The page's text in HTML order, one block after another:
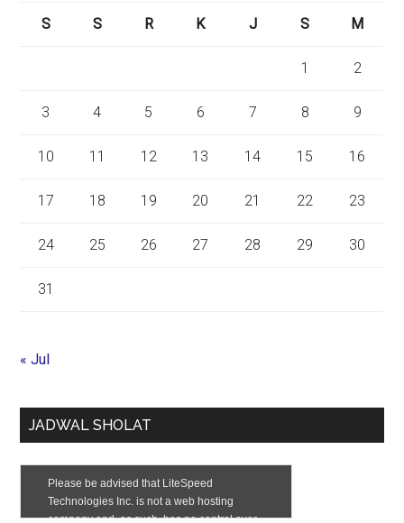
S
S R K J S M
1 2
3 4 5 6 7 8 9
10 11 12 13 14 15 16
17 18 19 20 21 22 23
24 25 26 27 28 29 30
31
« Jul
JADWAL SHOLAT